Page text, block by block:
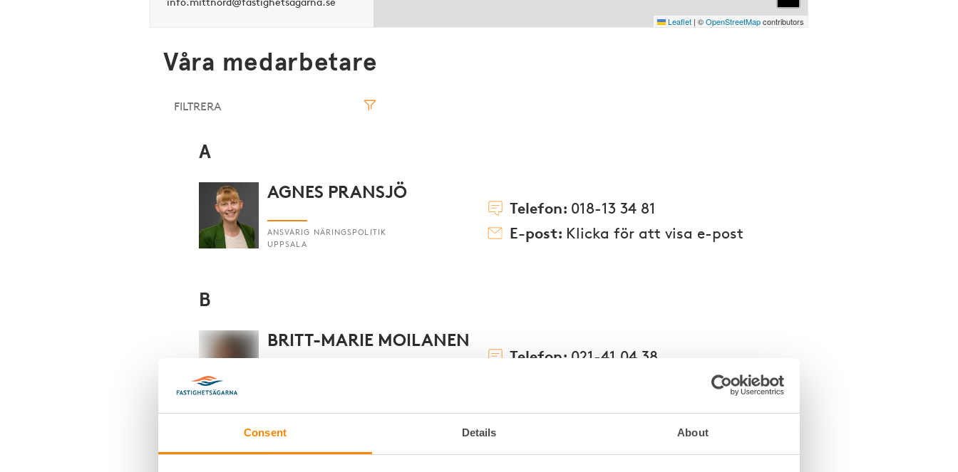
Consent Details About
Leaflet | ©OpenStreetMapcontributors
Våra medarbetare
A
AGNES PRANSJÖ
ANSVARIG NÄRINGSPOLITIK
UPPSALA
Telefon: 018-13 34 81
E-post: Klicka för att visa e-post
B
BRITT-MARIE MOILANEN
Telefon: 021-41 04 38
Klicka för att visa e-post
E